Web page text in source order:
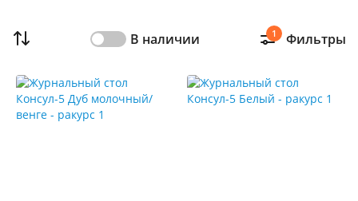
В наличии Фильтры
1
От
Распродажа